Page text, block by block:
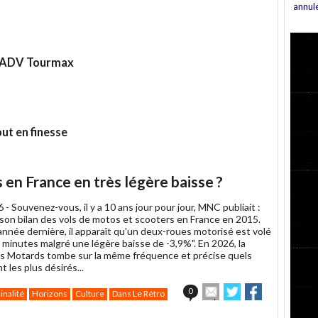
Tourmax
en finesse
France en très légère baisse ?
- Souvenez-vous, il y a 10 ans jour pour jour, MNC publiait :
bilan des vols de motos et scooters en France en 2015.
dernière, il apparaît qu'un deux-roues motorisé est volé
malgré une légère baisse de -3,9%". En 2026, la
Motards tombe sur la même fréquence et précise quels
les plus désirés...
Horizons Culture Dans Le Rétro 0
Envoyer
cet
Partager
sur sur